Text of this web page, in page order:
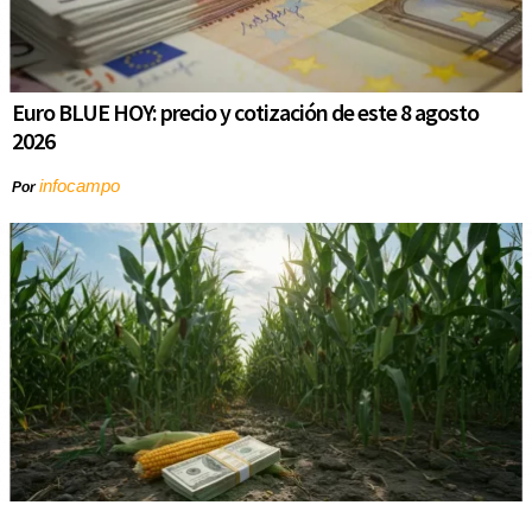
Euro BLUE HOY: precio y cotización de este 8 agosto
2026
Porinfocampo